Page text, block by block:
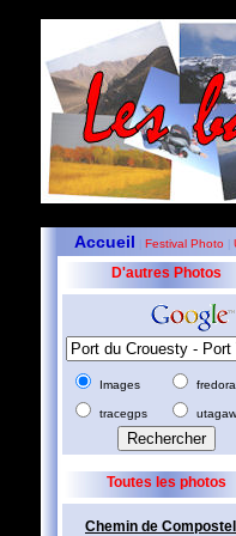
Accueil Festival Photo
D'autres Photos
Images
tracegps
Toutes les photos
Chemin de